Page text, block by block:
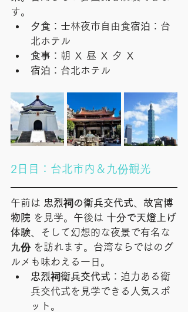
す。
夕食 ：士林夜市自由食宿泊 ：台
北ホテル
食事 ：朝 Ｘ 昼 Ｘ 夕 Ｘ
宿泊 ：台北ホテル
2日目：台北市内＆九份観光
午前は 忠烈祠の衛兵交代式
故宮博
物院 を見学。午後は 十分で天燈上げ
体験 、そして幻想的な夜景で有名な
九份 を訪れます。台湾ならではのグ
ルメも味わえる一日。
忠烈祠衛兵交代式 ：迫力ある衛
兵交代式を見学できる人気スポ
ット。